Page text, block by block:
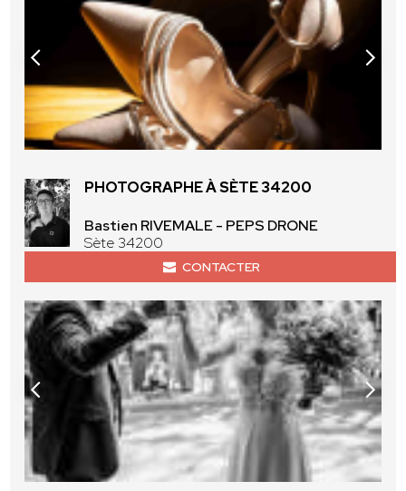
PHOTOGRAPHE À SÈTE 34200
Bastien RIVEMALE - PEPS DRONE
Sète 34200
CONTACTER